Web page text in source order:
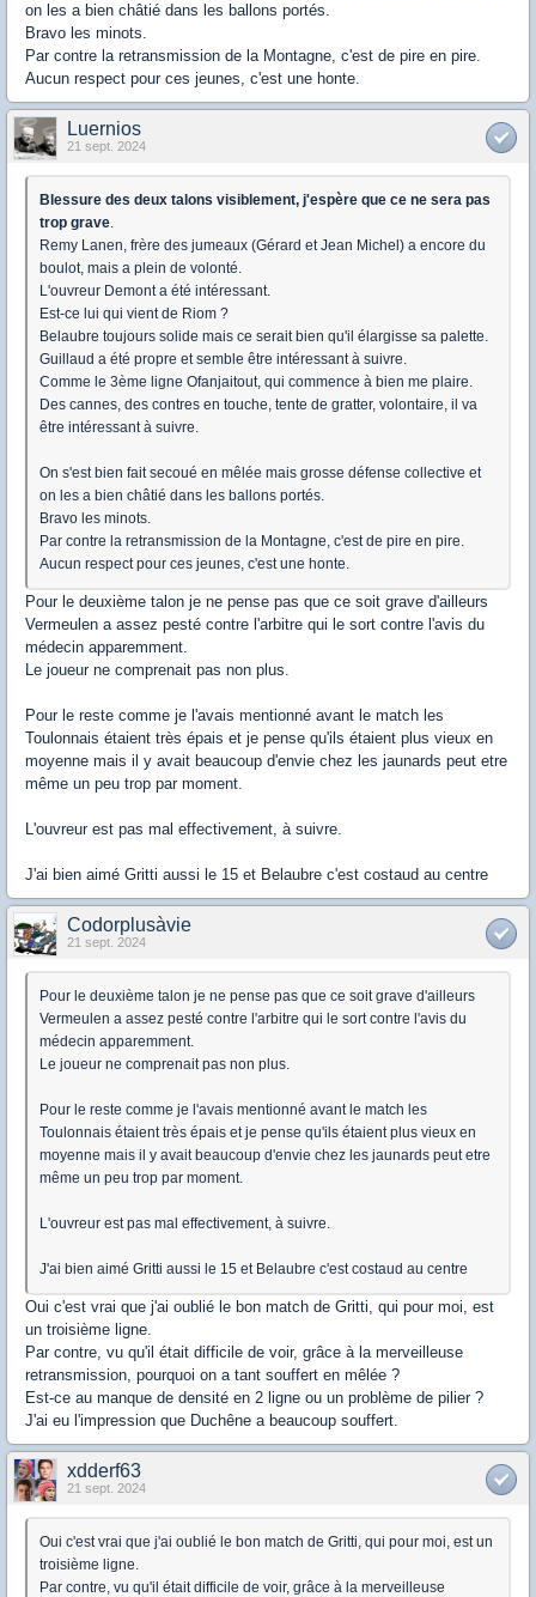
on les a bien châtié dans les ballons portés.
Bravo les minots.
Par contre la retransmission de la Montagne, c'est de pire en pire.
Aucun respect pour ces jeunes, c'est une honte.
Luernios
21 sept. 2024
Blessure des deux talons visiblement, j'espère que ce ne sera pas
trop grave.
Remy Lanen, frère des jumeaux (Gérard et Jean Michel) a encore du
boulot, mais a plein de volonté.
L'ouvreur Demont a été intéressant.
Est-ce lui qui vient de Riom ?
Belaubre toujours solide mais ce serait bien qu'il élargisse sa palette.
Guillaud a été propre et semble être intéressant à suivre.
Comme le 3ème ligne Ofanjaitout, qui commence à bien me plaire.
Des cannes, des contres en touche, tente de gratter, volontaire, il va
être intéressant à suivre.
On s'est bien fait secoué en mêlée mais grosse défense collective et
on les a bien châtié dans les ballons portés.
Bravo les minots.
Par contre la retransmission de la Montagne, c'est de pire en pire.
Aucun respect pour ces jeunes, c'est une honte.
Pour le deuxième talon je ne pense pas que ce soit grave d'ailleurs
Vermeulen a assez pesté contre l'arbitre qui le sort contre l'avis du
médecin apparemment.
Le joueur ne comprenait pas non plus.
Pour le reste comme je l'avais mentionné avant le match les
Toulonnais étaient très épais et je pense qu'ils étaient plus vieux en
moyenne mais il y avait beaucoup d'envie chez les jaunards peut etre
même un peu trop par moment.
L'ouvreur est pas mal effectivement, à suivre.
J'ai bien aimé Gritti aussi le 15 et Belaubre c'est costaud au centre
Codorplusàvie
21 sept. 2024
Pour le deuxième talon je ne pense pas que ce soit grave d'ailleurs
Vermeulen a assez pesté contre l'arbitre qui le sort contre l'avis du
médecin apparemment.
Le joueur ne comprenait pas non plus.
Pour le reste comme je l'avais mentionné avant le match les
Toulonnais étaient très épais et je pense qu'ils étaient plus vieux en
moyenne mais il y avait beaucoup d'envie chez les jaunards peut etre
même un peu trop par moment.
L'ouvreur est pas mal effectivement, à suivre.
J'ai bien aimé Gritti aussi le 15 et Belaubre c'est costaud au centre
Oui c'est vrai que j'ai oublié le bon match de Gritti, qui pour moi, est
un troisième ligne.
Par contre, vu qu'il était difficile de voir, grâce à la merveilleuse
retransmission, pourquoi on a tant souffert en mêlée ?
Est-ce au manque de densité en 2 ligne ou un problème de pilier ?
J'ai eu l'impression que Duchêne a beaucoup souffert.
xdderf63
21 sept. 2024
Oui c'est vrai que j'ai oublié le bon match de Gritti, qui pour moi, est un
troisième ligne.
Par contre, vu qu'il était difficile de voir, grâce à la merveilleuse